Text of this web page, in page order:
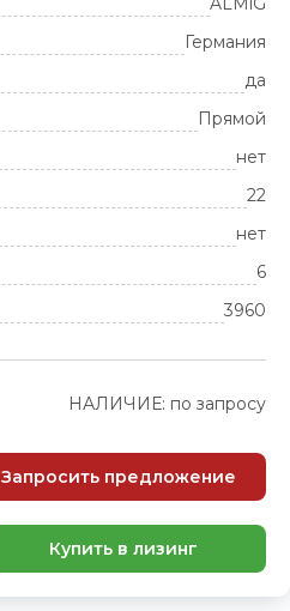
Германия
да
Прямой
нет
22
нет
6
3960
НАЛИЧИЕ: по запросу
Запросить предложение
Купить в лизинг